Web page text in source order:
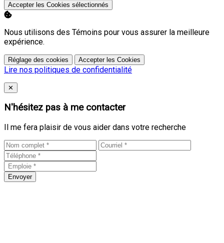
Accepter les Cookies sélectionnés
Nous utilisons des Témoins pour vous assurer la meilleure
expérience.
Réglage des cookies Accepter les Cookies
Lire nos politiques de confidentialité
Close
✕
N'hésitez pas à me contacter
Il me fera plaisir de vous aider dans votre recherche
Envoyer